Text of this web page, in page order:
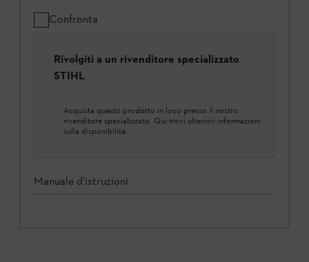
Confronta
Rivolgiti a un rivenditore specializzato
STIHL
Acquista questo prodotto in loco presso il nostro
rivenditore specializzato. Qui trovi ulteriori informazioni
sulla disponibilità.
Manuale d'istruzioni